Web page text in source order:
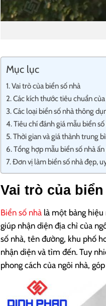
Mục lục
Vai trò của biển số nhà
Các kích thước tiêu chuẩn
Các loại biển số nhà thông
Tiêu chí đánh giá mẫu biển
Thời gian và giá thành trung
Tổng hợp mẫu biển số nhà
Đơn vị làm biển số nhà đẹp,
Vai trò của
Biển số nhà là một bảng hiệu
giúp nhận diện địa chỉ của
số nhà, tên đường, khu phố
nhận diện và tìm đến. Tuy
phong cách của ngôi nhà,